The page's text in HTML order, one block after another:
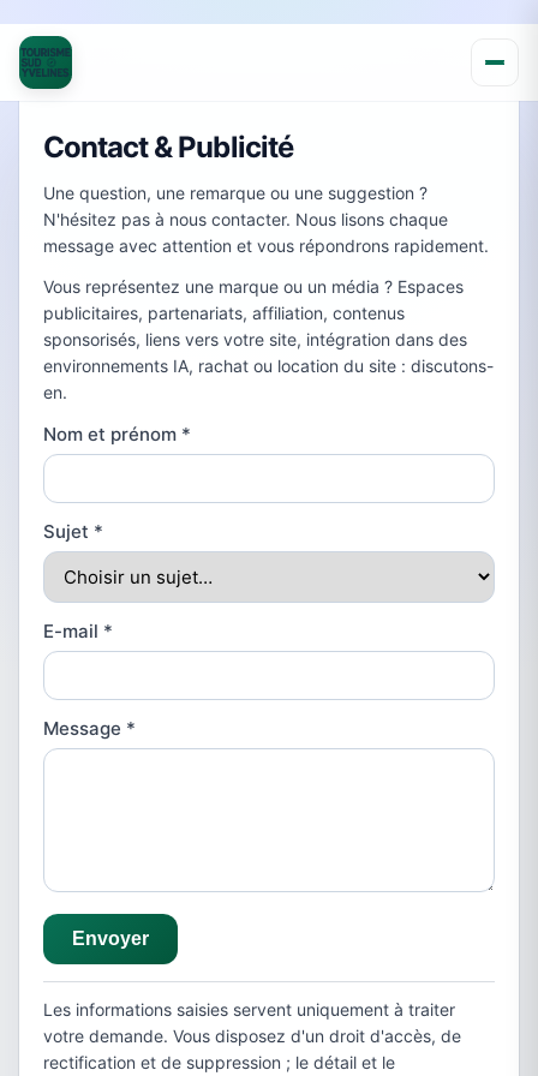
Contact & Publicité
Une question, une remarque ou une suggestion ?
N'hésitez pas à nous contacter. Nous lisons chaque
message avec attention et vous répondrons rapidement.
Vous représentez une marque ou un média ? Espaces
publicitaires, partenariats, affiliation, contenus
sponsorisés, liens vers votre site, intégration dans des
environnements IA, rachat ou location du site : discutons-
en.
Nom et prénom *
Sujet *
E-mail *
Message *
Envoyer
Les informations saisies servent uniquement à traiter
votre demande. Vous disposez d'un droit d'accès, de
rectification et de suppression ; le détail et le